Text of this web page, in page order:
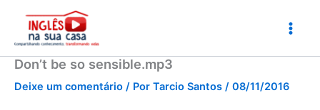
conteúdo
Don’t be so sensible.mp3
Deixe um comentário / Por Tarcio Santos / 08/11/2016